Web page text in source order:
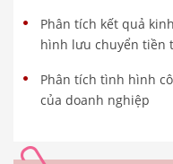
Phân tích kết quả
hình lưu chuyển tiền
Phân tích tình hình
của doanh nghiệp